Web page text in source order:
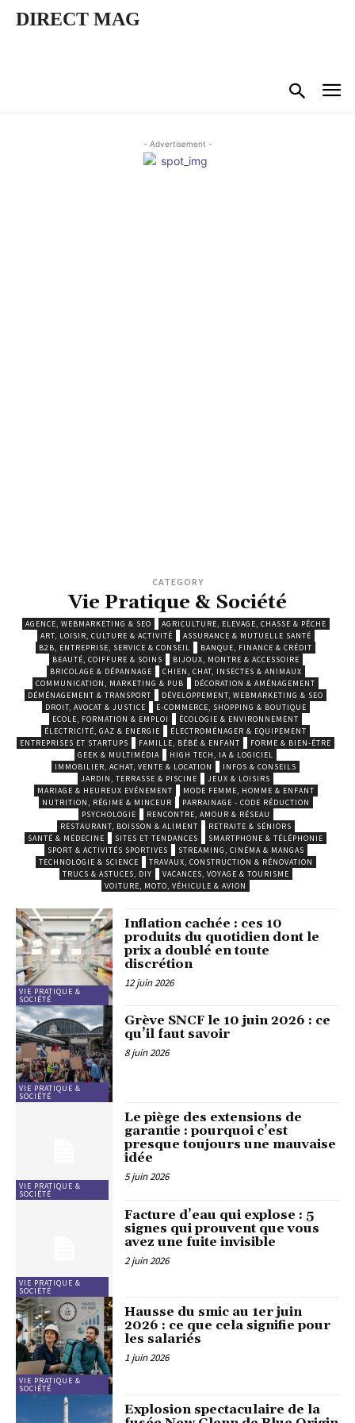
DIRECT MAG
- Advertisement -
CATEGORY
Vie Pratique & Société
AGENCE, WEBMARKETING & SEO
AGRICULTURE, ELEVAGE, CHASSE & PÊCHE
ART, LOISIR, CULTURE & ACTIVITÉ
ASSURANCE & MUTUELLE SANTÉ
B2B, ENTREPRISE, SERVICE & CONSEIL
BANQUE, FINANCE & CRÉDIT
BEAUTÉ, COIFFURE & SOINS
BIJOUX, MONTRE & ACCESSOIRE
BRICOLAGE & DÉPANNAGE
CHIEN, CHAT, INSECTES & ANIMAUX
COMMUNICATION, MARKETING & PUB
DÉCORATION & AMÉNAGEMENT
DÉMÉNAGEMENT & TRANSPORT
DÉVELOPPEMENT, WEBMARKETING & SEO
DROIT, AVOCAT & JUSTICE
E-COMMERCE, SHOPPING & BOUTIQUE
ECOLE, FORMATION & EMPLOI
ÉCOLOGIE & ENVIRONNEMENT
ÉLECTRICITÉ, GAZ & ENERGIE
ÉLECTROMÉNAGER & EQUIPEMENT
ENTREPRISES ET STARTUPS
FAMILLE, BÉBÉ & ENFANT
FORME & BIEN-ÊTRE
GEEK & MULTIMÉDIA
HIGH TECH, IA & LOGICIEL
IMMOBILIER, ACHAT, VENTE & LOCATION
INFOS & CONSEILS
JARDIN, TERRASSE & PISCINE
JEUX & LOISIRS
MARIAGE & HEUREUX EVÉNEMENT
MODE FEMME, HOMME & ENFANT
NUTRITION, RÉGIME & MINCEUR
PARRAINAGE - CODE RÉDUCTION
PSYCHOLOGIE
RENCONTRE, AMOUR & RÉSEAU
RESTAURANT, BOISSON & ALIMENT
RETRAITE & SÉNIORS
SANTÉ & MÉDECINE
SITES ET TENDANCES
SMARTPHONE & TÉLÉPHONIE
SPORT & ACTIVITÉS SPORTIVES
STREAMING, CINÉMA & MANGAS
TECHNOLOGIE & SCIENCE
TRAVAUX, CONSTRUCTION & RÉNOVATION
TRUCS & ASTUCES, DIY
VACANCES, VOYAGE & TOURISME
VOITURE, MOTO, VÉHICULE & AVION
VIE PRATIQUE &
SOCIÉTÉ
Inflation cachée : ces 10
produits du quotidien dont le
prix a doublé en toute
discrétion
12 juin 2026
VIE PRATIQUE &
SOCIÉTÉ
Grève SNCF le 10 juin 2026 : ce
qu’il faut savoir
8 juin 2026
VIE PRATIQUE &
SOCIÉTÉ
Le piège des extensions de
garantie : pourquoi c’est
presque toujours une mauvaise
idée
5 juin 2026
VIE PRATIQUE &
SOCIÉTÉ
Facture d’eau qui explose : 5
signes qui prouvent que vous
avez une fuite invisible
2 juin 2026
VIE PRATIQUE &
SOCIÉTÉ
Hausse du smic au 1er juin
2026 : ce que cela signifie pour
les salariés
1 juin 2026
Explosion spectaculaire de la